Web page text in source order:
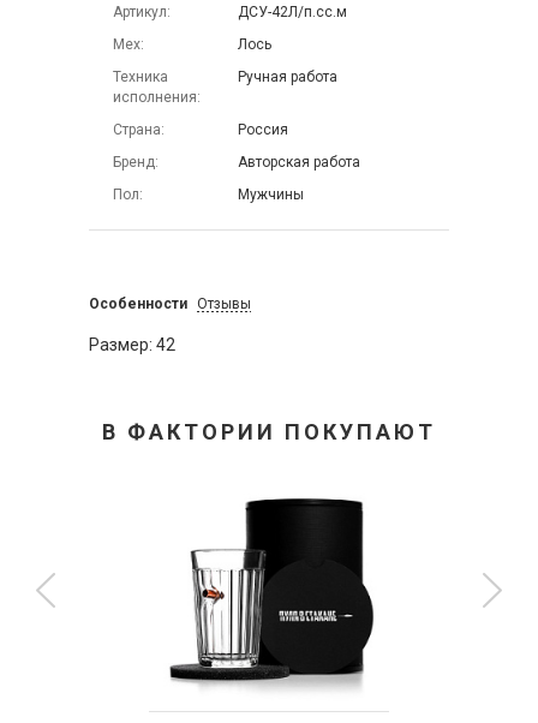
Артикул
ДСУ-42Л/п.сс.м
Мех
Лось
Техника
исполнения
Ручная работа
Страна
Россия
Бренд
Авторская работа
Пол
Мужчины
Особенности Отзывы
Размер: 42
В ФАКТОРИИ ПОКУПАЮТ